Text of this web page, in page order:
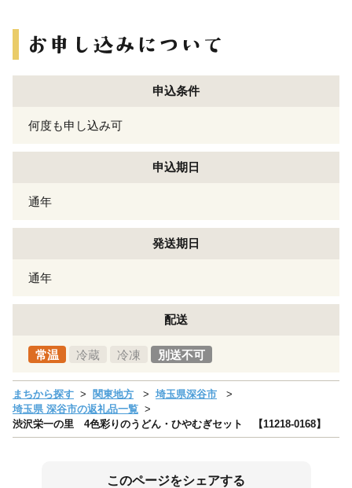
申込条件
何度も申し込み可
申込期日
通年
発送期日
通年
配送
常温 冷蔵 冷凍 別送不可
まちから探す 関東地方
埼玉県深谷市
埼玉県 深谷市の返礼品一覧
渋沢栄一の里 4色彩りのうどん・ひやむぎセット 【11218-0168】
このページをシェアする